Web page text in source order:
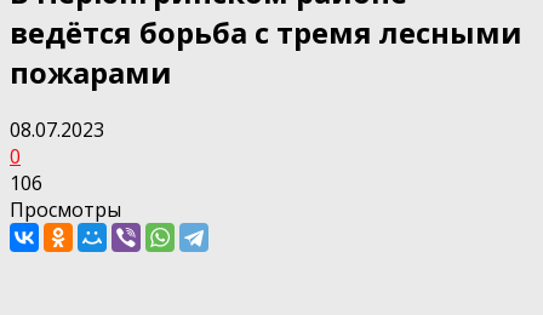
ведётся борьба с тремя лесными
пожарами
08.07.2023
0
106
Просмотры